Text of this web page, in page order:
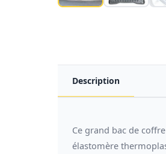
Description
Ce grand bac de
élastomère